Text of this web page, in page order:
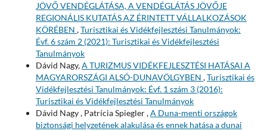
JÖVŐ VENDÉGLÁTÁSA, A VENDÉGLÁTÁS JÖVŐJE
REGIONÁLIS KUTATÁS AZ ÉRINTETT VÁLLALKOZÁSOK
KÖRÉBEN ,Turisztikai és Vidékfejlesztési Tanulmányok:
Évf. 6 szám 2 (2021): Turisztikai és Vidékfejlesztési
Tanulmányok
Dávid Nagy,A TURIZMUS VIDÉKFEJLESZTÉSI HATÁSAI A
MAGYARORSZÁGI ALSÓ-DUNAVÖLGYBEN ,Turisztikai és
Vidékfejlesztési Tanulmányok: Évf. 1 szám 3 (2016):
Turisztikai és Vidékfejlesztési Tanulmányok
Dávid Nagy , Patrícia Spiegler ,A Duna-menti országok
biztonsági helyzetének alakulása és ennek hatása a dunai